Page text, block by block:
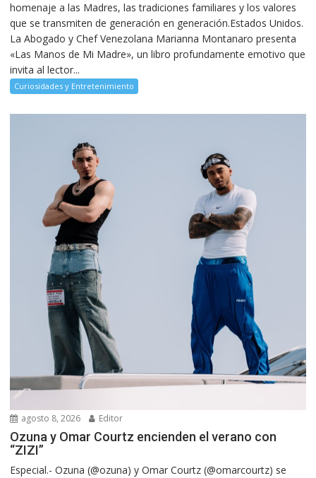
homenaje a las Madres, las tradiciones familiares y los valores
que se transmiten de generación en generación.Estados Unidos.
La Abogado y Chef Venezolana Marianna Montanaro presenta
«Las Manos de Mi Madre», un libro profundamente emotivo que
invita al lector...
Curiosidades y Entretenimiento
agosto 8, 2026 Editor
Ozuna y Omar Courtz encienden el verano con
“ZIZI”
Especial.- Ozuna (@ozuna) y Omar Courtz (@omarcourtz) se